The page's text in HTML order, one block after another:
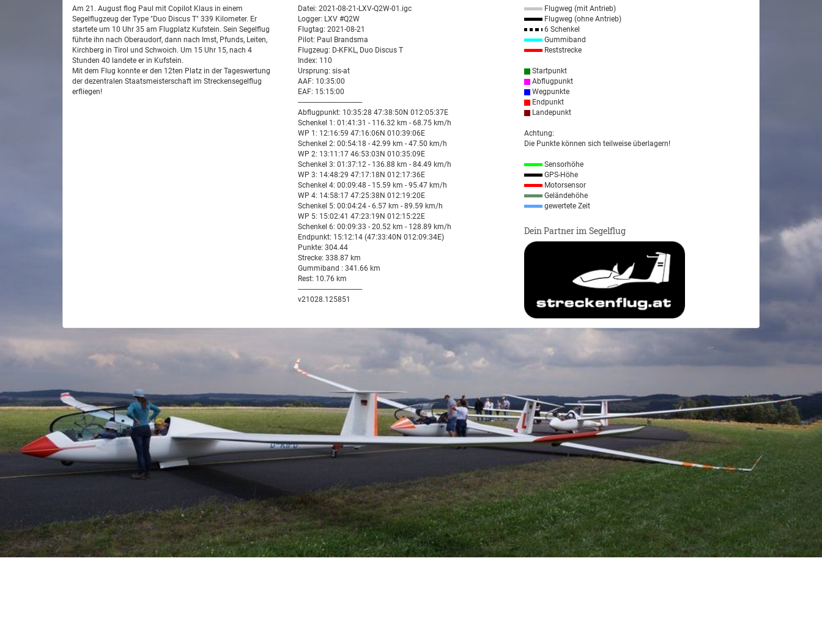
Am 21. August flog Paul mit Copilot Klaus in einem
Segelflugzeug der Type "Duo Discus T" 339 Kilometer. Er
startete um 10 Uhr 35 am Flugplatz Kufstein. Sein Segelflug
führte ihn nach Oberaudorf, dann nach Imst, Pfunds, Leiten,
Kirchberg in Tirol und Schwoich. Um 15 Uhr 15, nach 4
Stunden 40 landete er in Kufstein.
Mit dem Flug konnte er den 12ten Platz in der Tageswertung
der dezentralen Staatsmeisterschaft im Streckensegelflug
erfliegen!
Datei: 2021-08-21-LXV-Q2W-01.igc
Logger: LXV #Q2W
Flugtag: 2021-08-21
Pilot: Paul Brandsma
Flugzeug: D-KFKL, Duo Discus T
Index: 110
Ursprung: sis-at
AAF: 10:35:00
EAF: 15:15:00
-----------------------------------
Abflugpunkt: 10:35:28 47:38:50N 012:05:37E
Schenkel 1: 01:41:31 - 116.32 km - 68.75 km/h
WP 1: 12:16:59 47:16:06N 010:39:06E
Schenkel 2: 00:54:18 - 42.99 km - 47.50 km/h
WP 2: 13:11:17 46:53:03N 010:35:09E
Schenkel 3: 01:37:12 - 136.88 km - 84.49 km/h
WP 3: 14:48:29 47:17:18N 012:17:36E
Schenkel 4: 00:09:48 - 15.59 km - 95.47 km/h
WP 4: 14:58:17 47:25:38N 012:19:20E
Schenkel 5: 00:04:24 - 6.57 km - 89.59 km/h
WP 5: 15:02:41 47:23:19N 012:15:22E
Schenkel 6: 00:09:33 - 20.52 km - 128.89 km/h
Endpunkt: 15:12:14 (47:33:40N 012:09:34E)
Punkte: 304.44
Strecke: 338.87 km
Gummiband : 341.66 km
Rest: 10.76 km
-----------------------------------
v21028.125851
Flugweg (mit Antrieb)
Flugweg (ohne Antrieb)
6 Schenkel
Gummiband
Reststrecke
Startpunkt
Abflugpunkt
Wegpunkte
Endpunkt
Landepunkt
Achtung:
Die Punkte können sich teilweise überlagern!
Sensorhöhe
GPS-Höhe
Motorsensor
Geländehöhe
gewertete Zeit
Dein Partner im Segelflug